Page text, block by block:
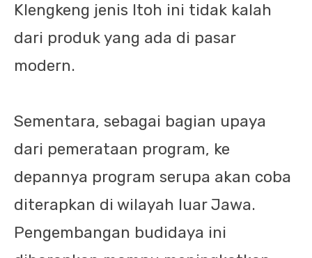
Klengkeng jenis Itoh ini tidak kalah
dari produk yang ada di pasar
modern.
Sementara, sebagai bagian upaya
dari pemerataan program, ke
depannya program serupa akan coba
diterapkan di wilayah luar Jawa.
Pengembangan budidaya ini